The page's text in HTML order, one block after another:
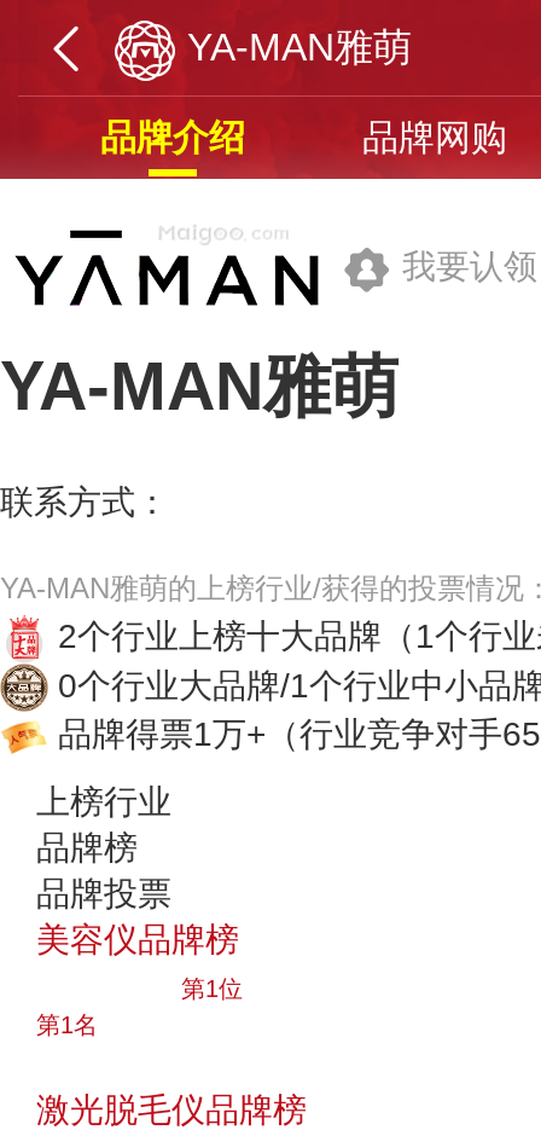
YA-MAN雅萌
品牌介绍 品牌网购
我要认领
YA-MAN雅萌
联系方式：
YA-MAN雅萌的上榜行业/获得的投票情况
2个行业上榜十大品牌 （1个行
0个行业大品牌/1个行业中小品
品牌得票1万+ （行业竞争对手
上榜行业
品牌榜
品牌投票
美容仪品牌榜
第1位
第1名
激光脱毛仪品牌榜